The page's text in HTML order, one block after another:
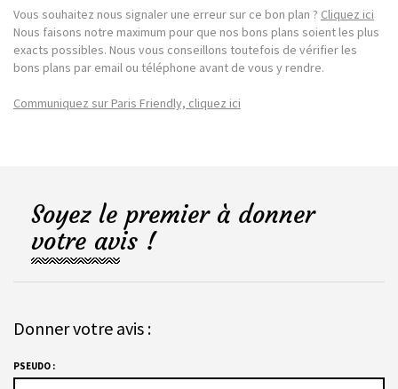
Vous souhaitez nous signaler une erreur sur ce bon plan ? Cliquez ici
Nous faisons notre maximum pour que nos bons plans soient les plus
exacts possibles. Nous vous conseillons toutefois de vérifier les
bons plans par email ou téléphone avant de vous y rendre.
Communiquez sur Paris Friendly, cliquez ici
Soyez le premier à donner
votre avis !
Donner votre avis :
PSEUDO :